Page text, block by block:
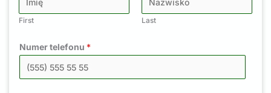
First Last
Numer telefonu *